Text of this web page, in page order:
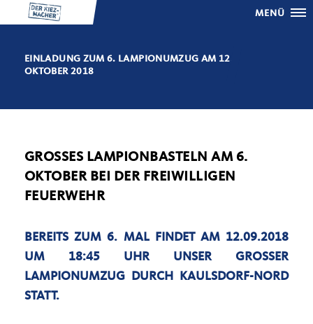
MENÜ
EINLADUNG ZUM 6. LAMPIONUMZUG AM 12.
OKTOBER 2018
GROSSES LAMPIONBASTELN AM 6. O
KTOBER BEI DER FREIWILLIGEN F
EUERWEHR
BEREITS ZUM 6. MAL FINDET AM 12.09.2018
UM 18:45 UHR UNSER GROSSER L
AMPIONUMZUG DURCH KAULSDORF-NORD S
TATT.